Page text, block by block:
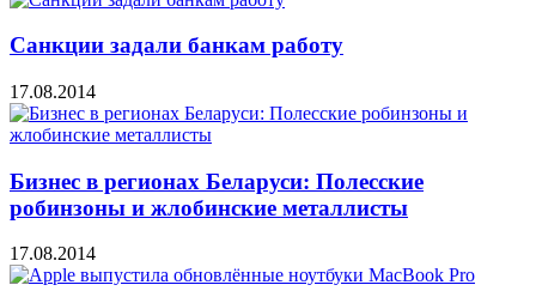
Санкции задали банкам работу
17.08.2014
Бизнес в регионах Беларуси: Полесские
робинзоны и жлобинские металлисты
17.08.2014